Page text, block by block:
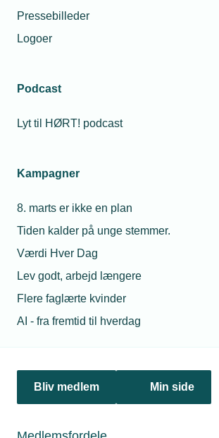
Pressebilleder
Logoer
Podcast
Lyt til HØRT! podcast
Kampagner
8. marts er ikke en plan
Tiden kalder på unge stemmer.
Værdi Hver Dag
Lev godt, arbejd længere
Flere faglærte kvinder
AI - fra fremtid til hverdag
Bliv medlem Min side
Politik & analyse
jura@tekniq.dk
tekniq@tekniq.dk